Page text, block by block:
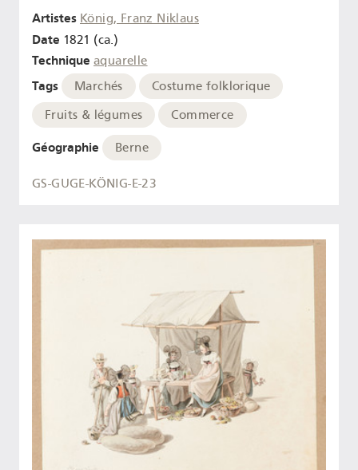
Artistes König, Franz Niklaus
Date 1821 (ca.)
Technique aquarelle
Tags Marchés
Costume folklorique
Fruits & légumes
Commerce
Géographie Berne
GS-GUGE-KÖNIG-E-23